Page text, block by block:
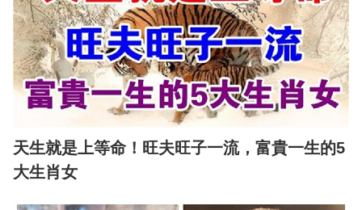
天生就是上等命！旺夫旺子一流，富貴一生的5
大生肖女